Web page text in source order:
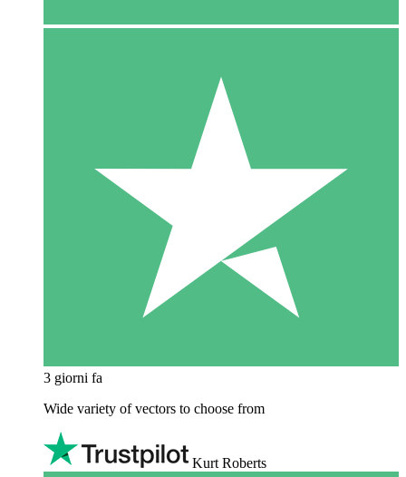
3 giorni fa
Wide variety of vectors to choose from
Kurt Roberts